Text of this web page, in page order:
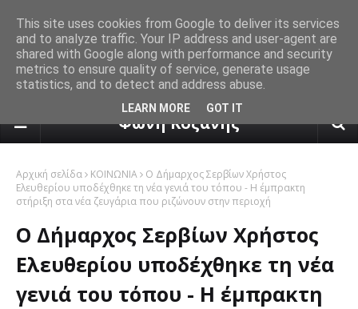
πρόγνωση καιρού από το
Φωνή Κοζάνης
Αρχική σελίδα ΚΟΙΝΩΝΙΑ
Ο Δήμαρχος Σερβίων Χρήστος
Ελευθερίου υποδέχθηκε τη νέα γενιά του τόπου - Η έμπρακτη
στήριξη στα νέα ζευγάρια που ριζώνουν στην περιοχή
Ο Δήμαρχος Σερβίων Χρήστος
Ελευθερίου υποδέχθηκε τη νέα
γενιά του τόπου - Η έμπρακτη
This site uses cookies from Google to deliver its services
and to analyze traffic. Your IP address and user-agent are
shared with Google along with performance and security
metrics to ensure quality of service, generate usage
statistics, and to detect and address abuse.
LEARN MORE GOT IT